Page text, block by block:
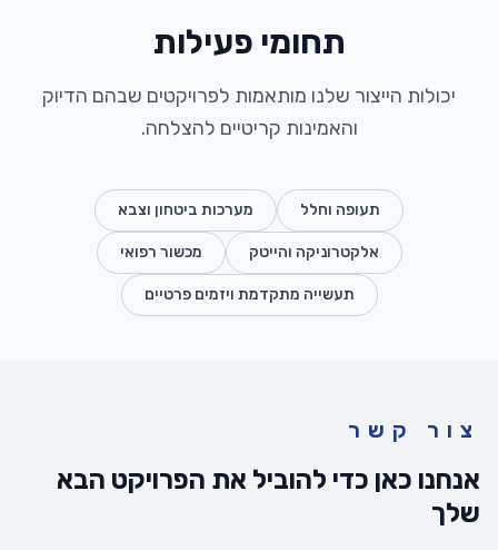
תחומי פעילות
יכולות הייצור שלנו מותאמות לפרויקטים שבהם הדיוק
והאמינות קריטיים להצלחה.
תעופה וחלל מערכות ביטחון וצבא
אלקטרוניקה והייטק מכשור רפואי
תעשייה מתקדמת ויזמים פרטיים
צור קשר
אנחנו כאן כדי להוביל את הפרויקט הבא
שלך